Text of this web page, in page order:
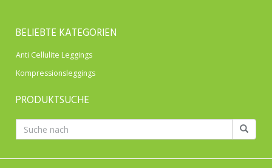
BELIEBTE KATEGORIEN
Anti Cellulite Leggings
Kompressionsleggings
PRODUKTSUCHE